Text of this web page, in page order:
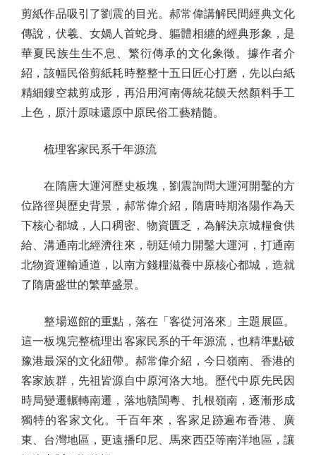
剪紙作品吸引了劉震的目光。郝常偉講解民間經典文化
傳說，伏羲、女媧人首蛇身、軀體相纏的經典形象，是
華夏民族生生不息、繁衍傳承的文化象徵。據作者介
紹，該幅民俗剪紙耗時整整十五日匠心打磨，先以白紙
精細鏤空裁剪成形，再沿用河南傳統花饃天然顏料手工
上色，原汁原味還原中原民俗工藝精髓。
梳理客家民系千年源流
在隋唐大運河歷史板塊，劉震詢問大運河開鑿的方
位路徑與歷史背景，郝常偉介紹，隋唐時期洛陽作為天
下核心都城，人口稠密、物資匱乏，為解決京城糧食供
給、溝通南北經濟往來，朝廷傾力開鑿大運河，打通南
北物資運輸通道，以南方錢糧滋養中原核心都城，造就
了隋唐盛世的繁華盛景。
整場巡館的重點，落在「客從河洛來」主題展區。
這一板塊完整梳理出客家民系的千年源流，也精準點破
豫港最深的文化紐帶。郝常偉介紹，今日嶺南、香港的
客家族群，先祖皆源自中原河洛大地。歷代中原先民因
時局變遷輾轉南遷，落地贛閩粵、扎根嶺南，逐漸形成
獨特的客家文化。千百年來，客家足跡遍布香港、廣
東、台灣地區，更遠播印尼、馬來西亞等南洋地區，讓